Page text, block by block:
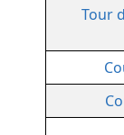
Tour